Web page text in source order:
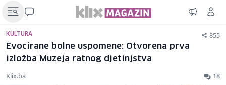
KULTURA 855
Evocirane bolne uspomene: Otvorena prva
izložba Muzeja ratnog djetinjstva
Klix.ba 18